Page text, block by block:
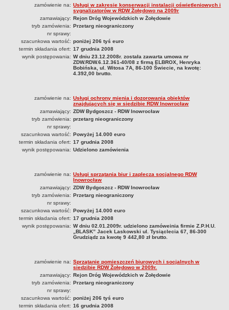
zamówienie na: Usługi w zakresie konserwacji instalacji oświetleniowych i
sygnalizatorów w RDW Żołędowo na 2009r
zamawiający: Rejon Dróg Wojewódzkich w Żołędowie
tryb zamówienia: Przetarg nieograniczony
nr sprawy:
szacunkowa wartość: poniżej 206 tyś euro
termin składania ofert: 17 grudnia 2008
wynik postępowania: W dniu 23.12.2008r. została zawarta umowa nr
ZDW.RDW.6.12.361-40/08 z firmą ELBROX, Henryka
Bobińska, ul. Witosa 7A, 86-100 Świecie, na kwotę:
4.392,00 brutto.
zamówienie na: Usługi ochrony mienia i dozorowania obiektów
znajdujących się w siedzibie RDW Inowrocław
zamawiający: ZDW Bydgoszcz - RDW Inowrocław
tryb zamówienia: przetarg nieograniczony
nr sprawy:
szacunkowa wartość: Powyżej 14.000 euro
termin składania ofert: 17 grudnia 2008
wynik postępowania: Udzielono zamówienia
zamówienie na: Usługi sprzątania biur i zaplecza socjalnego RDW
Inowrocław
zamawiający: ZDW Bydgoszcz - RDW Inowrocław
tryb zamówienia: Przetarg nieograniczony
nr sprawy:
szacunkowa wartość: Powyżej 14.000 euro
termin składania ofert: 17 grudnia 2008
wynik postępowania: W dniu 02.01.2009r. udzielono zamóweinia firmie Z.P.H.U.
„BLASK” Jacek Laskowski ul. Tysiąclecia 67, 86-300
Grudziądz za kwotę 9 442,80 zł brutto.
zamówienie na: Sprzątanie pomieszczeń biurowych i socjalnych w
siedzibie RDW Żołędowo w 2009r.
zamawiający: Rejon Dróg Wojewódzkich w Żołędowie
tryb zamówienia: Przetarg nieograniczony
nr sprawy:
szacunkowa wartość: poniżej 206 tyś euro
termin składania ofert: 16 grudnia 2008